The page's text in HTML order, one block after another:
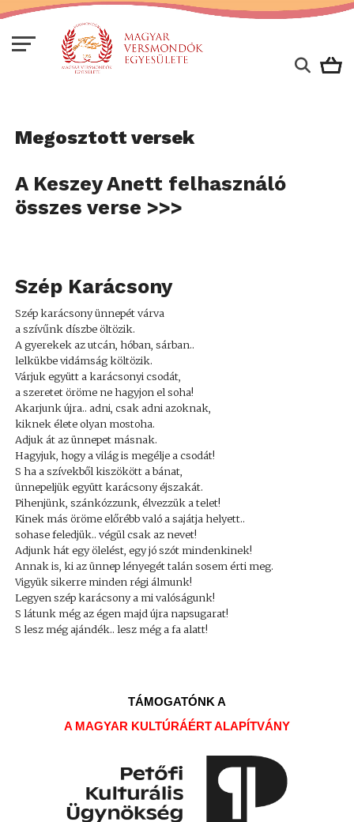
Megosztott versek
A Keszey Anett felhasználó
összes verse >>>
Szép Karácsony
Szép karácsony ünnepét várva
a szívűnk díszbe öltözik.
A gyerekek az utcán, hóban, sárban..
lelkükbe vidámság költözik.
Várjuk együtt a karácsonyi csodát,
a szeretet öröme ne hagyjon el soha!
Akarjunk újra.. adni, csak adni azoknak,
kiknek élete olyan mostoha.
Adjuk át az ünnepet másnak.
Hagyjuk, hogy a világ is megélje a csodát!
S ha a szívekből kiszökött a bánat,
ünnepeljük együtt karácsony éjszakát.
Pihenjünk, szánkózzunk, élvezzük a telet!
Kinek más öröme előrébb való a sajátja helyett..
sohase feledjük.. végül csak az nevet!
Adjunk hát egy ölelést, egy jó szót mindenkinek!
Annak is, ki az ünnep lényegét talán sosem érti meg.
Vigyük sikerre minden régi álmunk!
Legyen szép karácsony a mi valóságunk!
S látunk még az égen majd újra napsugarat!
S lesz még ajándék.. lesz még a fa alatt!
TÁMOGATÓNK A
A MAGYAR KULTÚRÁÉRT ALAPÍTVÁNY